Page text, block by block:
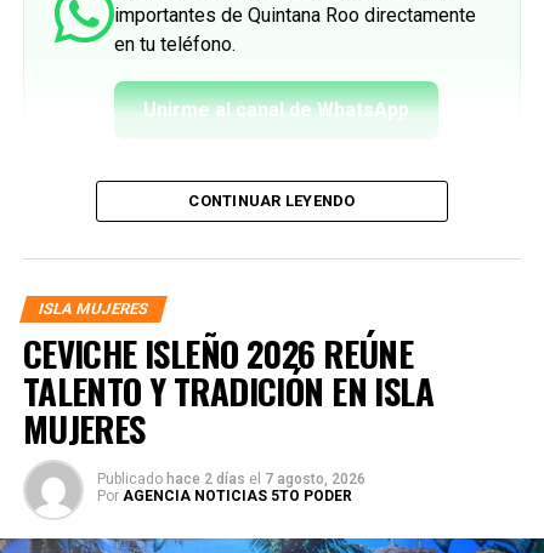
importantes de Quintana Roo directamente
en tu teléfono.
Unirme al canal de WhatsApp
CONTINUAR LEYENDO
ISLA MUJERES
CEVICHE ISLEÑO 2026 REÚNE
TALENTO Y TRADICIÓN EN ISLA
MUJERES
Publicado hace 2 días el 7 agosto, 2026
Por AGENCIA NOTICIAS 5TO PODER